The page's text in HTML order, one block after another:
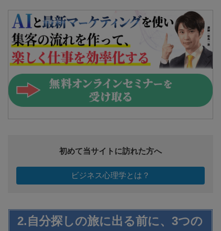
初めて当サイトに訪れた方へ
ビジネス心理学とは？
2.自分探しの旅に出る前に、3つの